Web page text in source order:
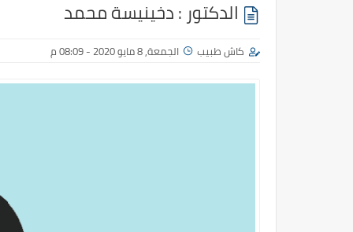
الدكتور : دخينيسة محمد
كاش طبيب الجمعة, 8 مايو 2020 - 08:09 م